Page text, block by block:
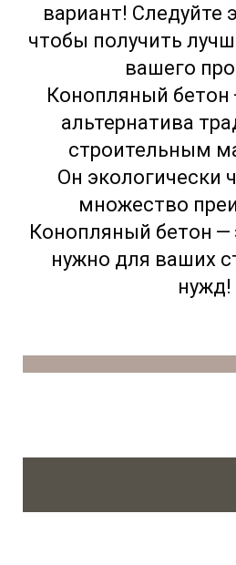
вариант! Следуйте
чтобы получить
вашего
Конопляный бетон
альтернатива
строительным
Он экологически
множество
Конопляный бетон —
нужно для ваших
нужд!